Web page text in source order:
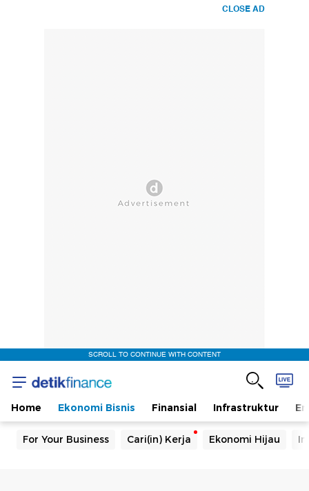
CLOSE AD
SCROLL TO CONTINUE WITH CONTENT
Home Ekonomi Bisnis Finansial Infrastruktur
For Your Business Cari(in) Kerja Ekonomi Hijau